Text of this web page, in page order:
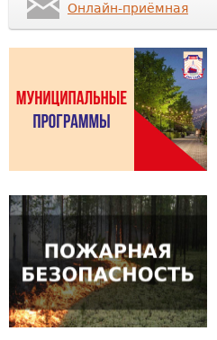
Онлайн-приёмная